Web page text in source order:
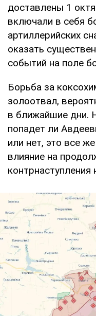
доставлены 1
включали в себя
артиллерийских
оказать
событий на поле
Борьба за
золоотвал,
в ближайшие дни.
попадет ли
или нет, это все
влияние на
контрнаступления